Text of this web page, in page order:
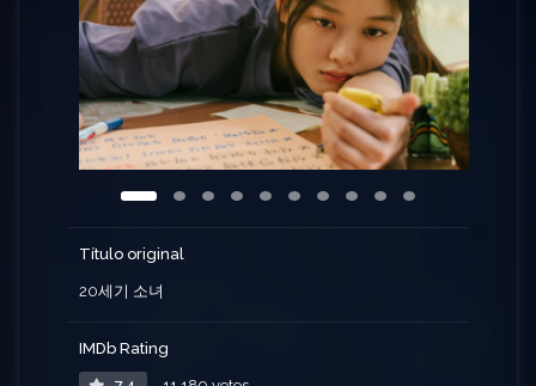
inesperada. En 1999, un año antes del nuevo siglo,
Bora, que cumple diecisiete años, cae en la fiebre
del primer amor.
Título original
20세기 소녀
IMDb Rating